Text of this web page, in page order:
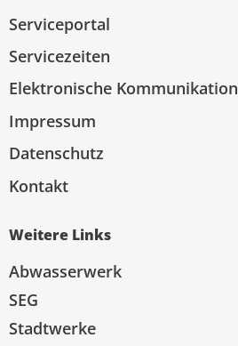
Serviceportal
Servicezeiten
Elektronische Kommunikation
Impressum
Datenschutz
Kontakt
Weitere Links
Abwasserwerk
SEG
Stadtwerke